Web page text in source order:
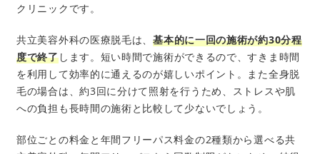
クリニックです。
共立美容外科の医療脱毛は、基本的に一回の施術が約30分程
度で終了します。短い時間で施術ができるので、すきま時間
を利用して効率的に通えるのが嬉しいポイント。また全身脱
毛の場合は、約3回に分けて照射を行うため、ストレスや肌
への負担も長時間の施術と比較して少ないでしょう。
部位ごとの料金と年間フリーパス料金の2種類から選べる共